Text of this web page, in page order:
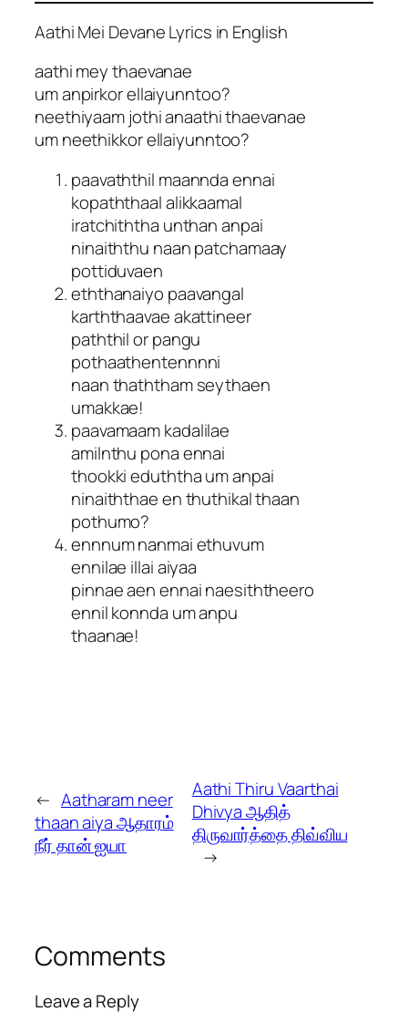
Aathi Mei Devane Lyrics in English
aathi mey thaevanae
um anpirkor ellaiyunntoo?
neethiyaam jothi anaathi thaevanae
um neethikkor ellaiyunntoo?
paavaththil maannda ennai
kopaththaal alikkaamal
iratchiththa unthan anpai
ninaiththu naan patchamaay
pottiduvaen
eththanaiyo paavangal
karththaavae akattineer
paththil or pangu
pothaathentennnni
naan thaththam seythaen
umakkae!
paavamaam kadalilae
amilnthu pona ennai
thookki eduththa um anpai
ninaiththae en thuthikal thaan
pothumo?
ennnum nanmai ethuvum
ennilae illai aiyaa
pinnae aen ennai naesiththeero
ennil konnda um anpu
thaanae!
← Aatharam neer
thaan aiya ஆதாரம்
நீர் தான் ஐயா
Aathi Thiru Vaarthai
Dhivya ஆதித்
திருவார்த்தை திவ்விய
→
Comments
Leave a Reply